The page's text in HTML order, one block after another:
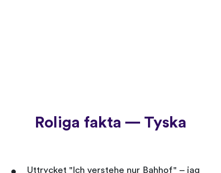
Roliga fakta — Tyska
Uttrycket "Ich verstehe nur Bahhof" – jag